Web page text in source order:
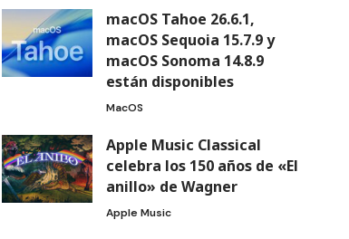
macOS Tahoe 26.6.1,
macOS Sequoia 15.7.9 y
macOS Sonoma 14.8.9
están disponibles
MacOS
Apple Music Classical
celebra los 150 años de «El
anillo» de Wagner
Apple Music